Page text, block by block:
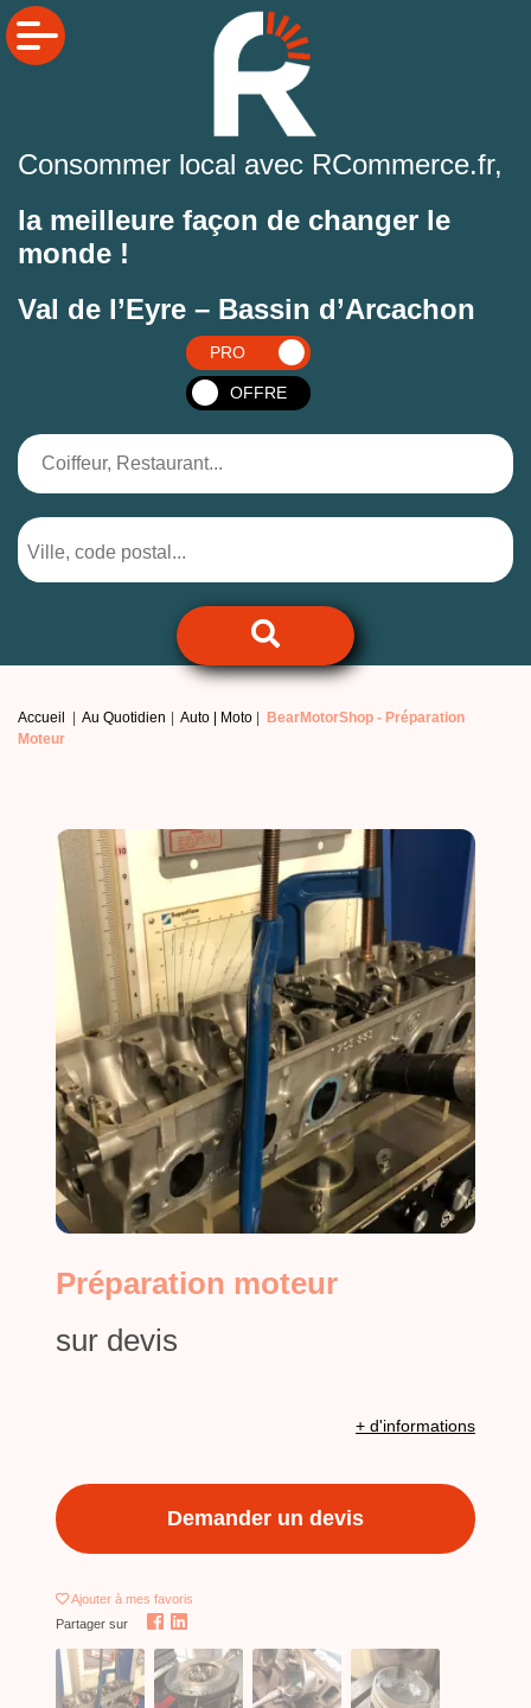
Consommer local avec RCommerce.fr,
la meilleure façon de changer le
monde !
Val de l’Eyre – Bassin d’Arcachon
PRO
OFFRE
Accueil Au Quotidien Auto | Moto BearMotorShop - Préparation
Moteur
Préparation moteur
sur devis
+ d'informations
Demander un devis
Ajouter à mes favoris
Partager sur